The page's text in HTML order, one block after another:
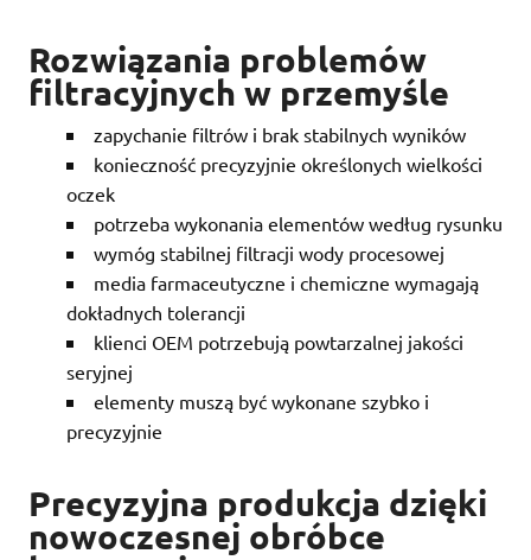
Rozwiązania problemów
filtracyjnych w przemyśle
zapychanie filtrów i brak stabilnych wyników
konieczność precyzyjnie określonych wielkości
oczek
potrzeba wykonania elementów według rysunku
wymóg stabilnej filtracji wody procesowej
media farmaceutyczne i chemiczne wymagają
dokładnych tolerancji
klienci OEM potrzebują powtarzalnej jakości
seryjnej
elementy muszą być wykonane szybko i
precyzyjnie
Precyzyjna produkcja dzięki
nowoczesnej obróbce